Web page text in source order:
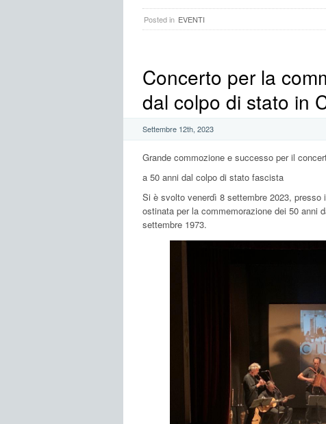
Posted in EVENTI
Concerto per la
dal colpo di stato in
Settembre 12th, 2023
Grande commozione e successo per il
a 50 anni dal colpo di stato fascista
Si è svolto venerdì 8 settembre 2023,
ostinata per la commemorazione dei 50 anni
settembre 1973.